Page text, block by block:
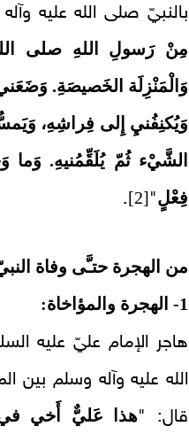
بالنبيّ صلى الله عليه
مِنْ رَسولِ اللهِ صلى الله
وَالْمَنْزِلَة الخَصيصَةِ.
وَيُكنِفُنيِ إِلى فِراشِهِ،
الشَّيْء ثُمّ يُلَقِّمُنيهِ.
فِعْلٍ"
[2]
.
من الهجرة حتـَّى وفاة
1- الهجرة والمؤاخاة:
هاجر الإمام عليّ عليه
الله عليه وآله وسلم بين
قال: "هذا عَليٌّ أَخي في